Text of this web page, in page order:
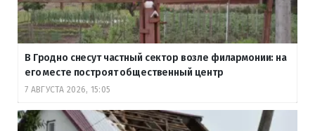
В Гродно снесут частный сектор возле филармонии: на
его месте построят общественный центр
7 АВГУСТА 2026, 15:05